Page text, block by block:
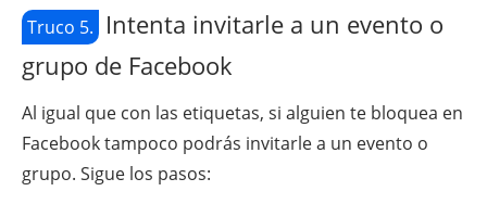
Truco 5.
Intenta invitarle a un evento o
grupo de Facebook
Al igual que con las etiquetas, si alguien te bloquea en
Facebook tampoco podrás invitarle a un evento o
grupo. Sigue los pasos: